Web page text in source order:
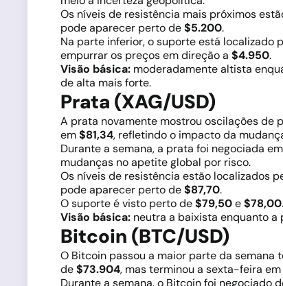
Os níveis de resistência mais próximos
pode aparecer perto de$5.200.
Na parte inferior, o suporte está localizado
empurrar os preços em direção a $4.950.
Visão básica: moderadamente altista
de alta mais forte.
Prata (XAG/USD)
A prata novamente mostrou oscilações de
em$81,34, refletindo o impacto da
Durante a semana, a prata foi negociada
mudanças no apetite global por risco.
Os níveis de resistência estão localizados
pode aparecer perto de$87,70.
O suporte é visto perto de$79,50e$78,00
Visão básica: neutra a baixista enquanto a
Bitcoin (BTC/USD)
O Bitcoin passou a maior parte da
de$73.904, mas terminou a sexta-feira em